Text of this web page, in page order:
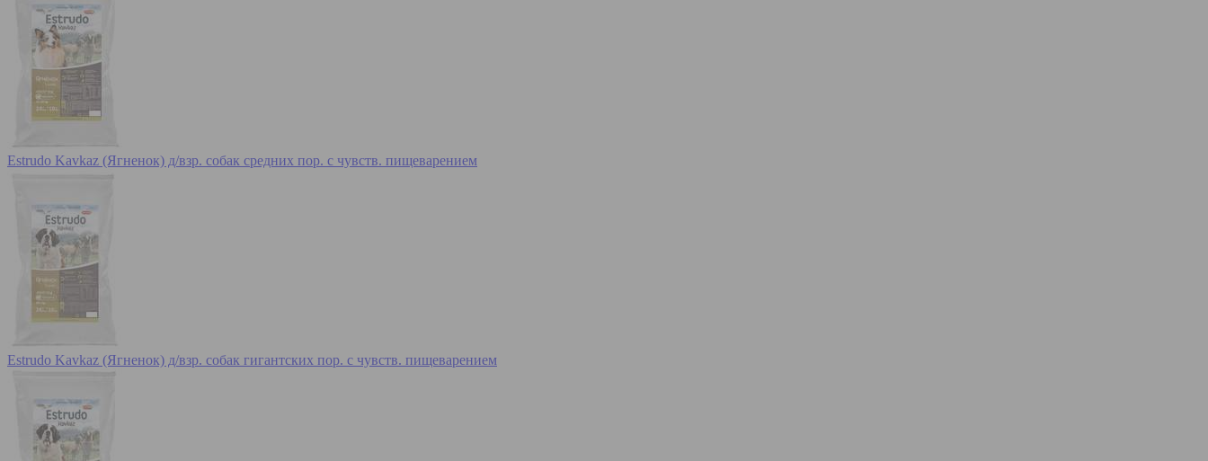
Estrudo Kavkaz (Ягненок) д/взр. собак средних пор. с чувств. пищеварением
Estrudo Kavkaz (Ягненок) д/взр. собак гигантских пор. с чувств. пищеварением